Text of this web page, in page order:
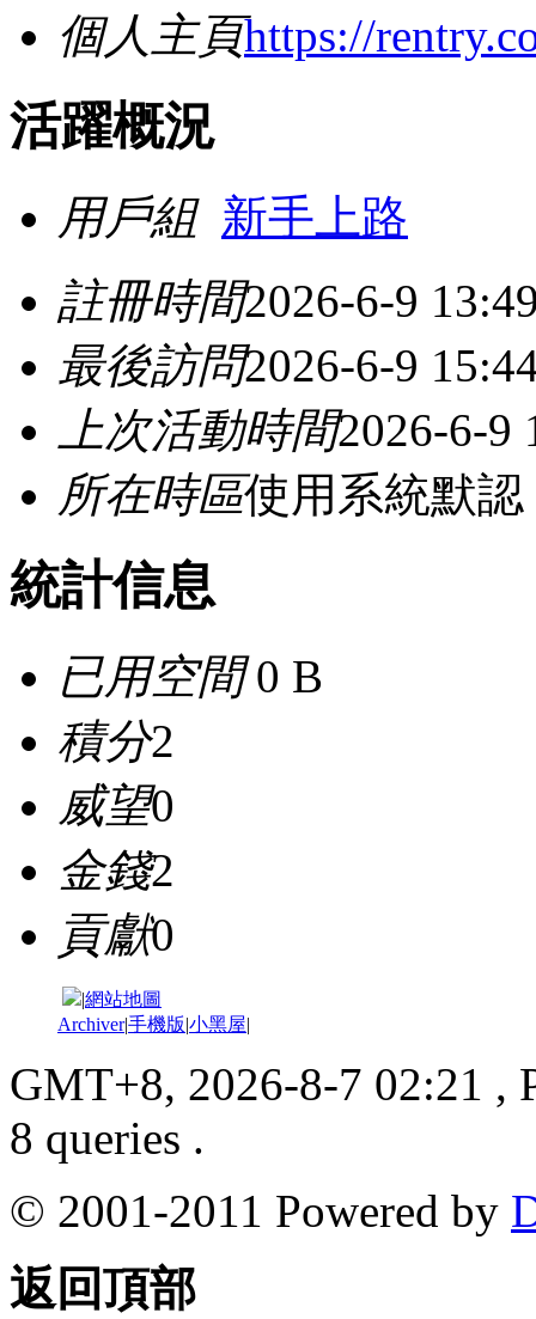
個人主頁https://
活躍概況
用戶組 新手上路
註冊時間2026-6-9
最後訪問2026-6-9
上次活動時間2026-6-9
所在時區使用系統默認
統計信息
已用空間0 B
積分2
威望0
金錢2
貢獻0
|網站地圖
Archiver|手機版|小黑屋|
GMT+8, 2026-8-7 02:21 ,
8 queries .
© 2001-2011 Powered by
返回頂部